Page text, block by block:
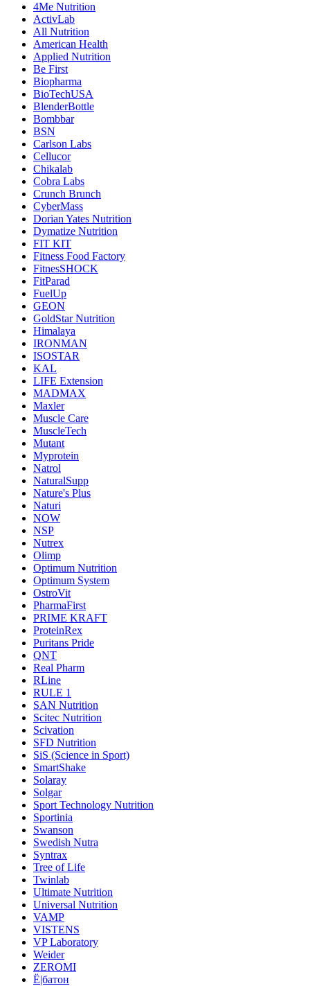
4Me Nutrition
ActivLab
All Nutrition
American Health
Applied Nutrition
Be First
Biopharma
BioTechUSA
BlenderBottle
Bombbar
BSN
Carlson Labs
Cellucor
Chikalab
Cobra Labs
Crunch Brunch
CyberMass
Dorian Yates Nutrition
Dymatize Nutrition
FIT KIT
Fitness Food Factory
FitnesSHOCK
FitParad
FuelUp
GEON
GoldStar Nutrition
Himalaya
IRONMAN
ISOSTAR
KAL
LIFE Extension
MADMAX
Maxler
Muscle Care
MuscleTech
Mutant
Myprotein
Natrol
NaturalSupp
Nature's Plus
Naturi
NOW
NSP
Nutrex
Olimp
Optimum Nutrition
Optimum System
OstroVit
PharmaFirst
PRIME KRAFT
ProteinRex
Puritans Pride
QNT
Real Pharm
RLine
RULE 1
SAN Nutrition
Scitec Nutrition
Scivation
SFD Nutrition
SiS (Science in Sport)
SmartShake
Solaray
Solgar
Sport Technology Nutrition
Sportinia
Swanson
Swedish Nutra
Syntrax
Tree of Life
Twinlab
Ultimate Nutrition
Universal Nutrition
VAMP
VISTENS
VP Laboratory
Weider
ZEROMI
Ё|батон